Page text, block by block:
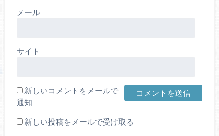
メール
サイト
新しいコメントをメールで
通知
新しい投稿をメールで受け取る